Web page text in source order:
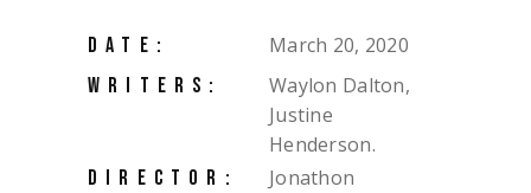
DATE: March 20, 2020
WRITERS:
Waylon Dalton,
Justine
Henderson.
DIRECTOR:
Jonathon